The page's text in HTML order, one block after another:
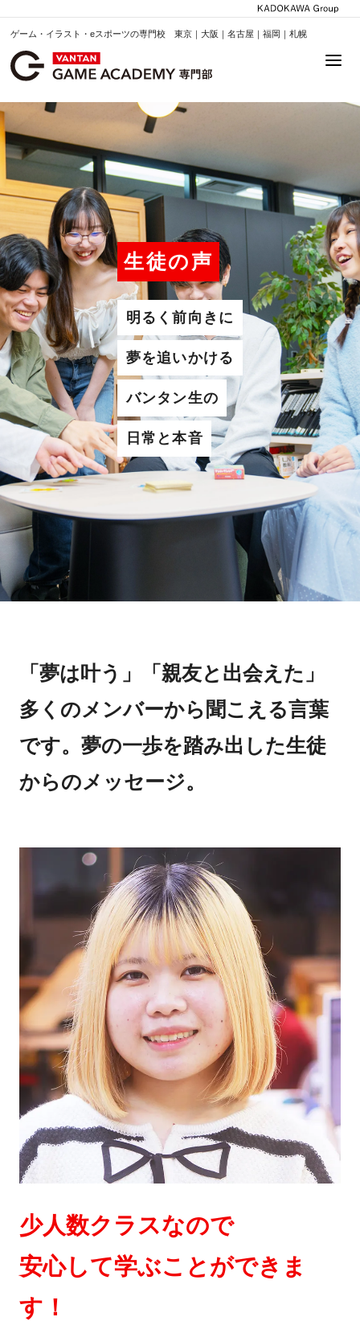
ゲーム・イラスト・eスポーツの専門校 東京｜大阪｜名古屋｜福岡｜札幌
生徒の声
明るく前向きに
夢を追いかける
バンタン生の
日常と本音
「夢は叶う」「親友と出会えた」
多くのメンバーから聞こえる言葉
です。夢の一歩を踏み出した生徒
からのメッセージ。
少人数クラスなので
安心して学ぶことができま
す！